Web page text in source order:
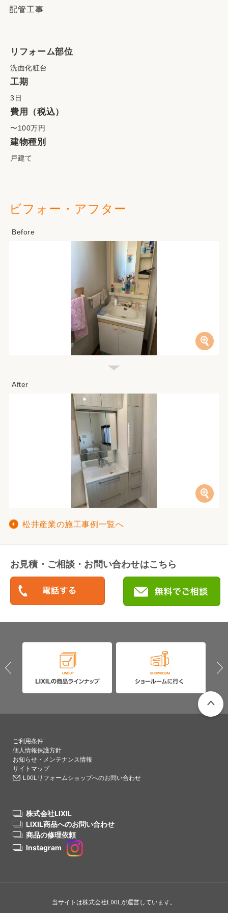
配管工事
リフォーム部位
洗面化粧台
工期
3日
費用（税込）
〜100万円
建物種別
戸建て
ビフォー・アフター
松井産業の施工事例一覧へ
お見積・ご相談・お問い合わせはこちら
ご利用条件
個人情報保護方針
お知らせ・メンテナンス情報
サイトマップ
LIXILリフォームショップへのお問い合わせ
株式会社LIXIL
LIXIL商品へのお問い合わせ
商品の修理依頼
Instagram
当サイトは株式会社LIXILが運営しています。